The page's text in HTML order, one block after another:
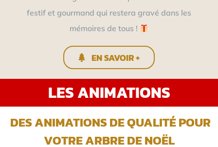
festif et gourmand qui restera gravé dans les
mémoires de tous !
EN SAVOIR +
LES ANIMATIONS
DES ANIMATIONS DE QUALITÉ POUR
VOTRE ARBRE DE NOËL